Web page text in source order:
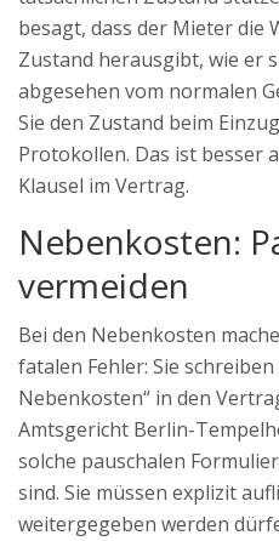
besagt, dass der Mieter die
Zustand herausgibt, wie er
abgesehen vom normalen
Sie den Zustand beim
Protokollen. Das ist besser
Klausel im Vertrag.
Nebenkosten:
vermeiden
Bei den Nebenkosten
fatalen Fehler: Sie schreiben
Nebenkosten“ in den
Amtsgericht Berlin-
solche pauschalen
sind. Sie müssen explizit
weitergegeben werden